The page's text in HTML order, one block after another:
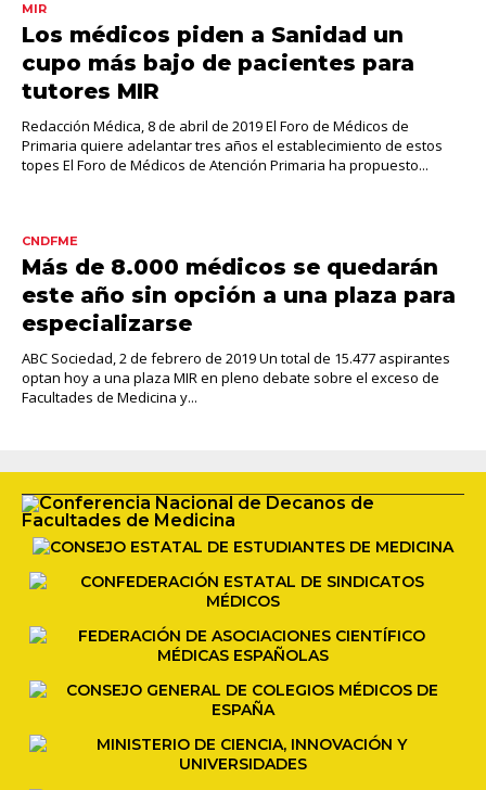
MIR
Los médicos piden a Sanidad un
cupo más bajo de pacientes para
tutores MIR
Redacción Médica, 8 de abril de 2019 El Foro de Médicos de
Primaria quiere adelantar tres años el establecimiento de estos
topes El Foro de Médicos de Atención Primaria ha propuesto...
CNDFME
Más de 8.000 médicos se quedarán
este año sin opción a una plaza para
especializarse
ABC Sociedad, 2 de febrero de 2019 Un total de 15.477 aspirantes
optan hoy a una plaza MIR en pleno debate sobre el exceso de
Facultades de Medicina y...